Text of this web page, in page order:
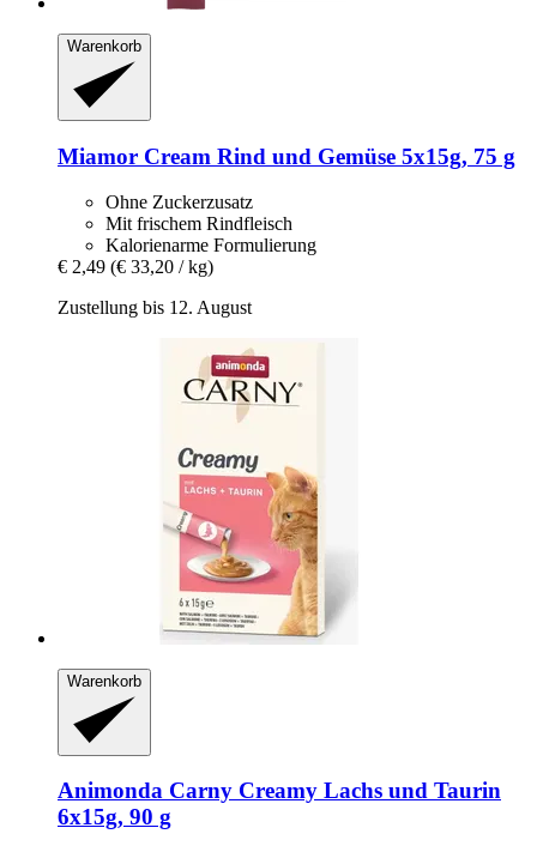
Warenkorb
Miamor Cream Rind und Gemüse 5x15g, 75 g
Ohne Zuckerzusatz
Mit frischem Rindfleisch
Kalorienarme Formulierung
€ 2,49 (€ 33,20 / kg)
Zustellung bis 12. August
Warenkorb
Animonda Carny Creamy Lachs und Taurin
6x15g, 90 g